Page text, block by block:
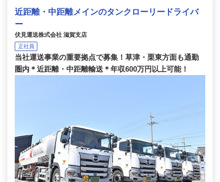
近距離・中距離メインのタンクローリードライバ
ー
伏見運送株式会社 滋賀支店
正社員
当社運送事業の重要拠点で募集！草津・栗東方面も通勤
圏内＊近距離・中距離輸送＊年収600万円以上可能！